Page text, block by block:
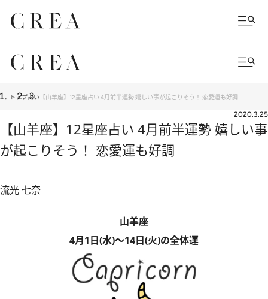
トップ占い 【山羊座】12星座占い 4月前半運勢 嬉しい事が起こりそう！ 恋愛運も好調
2020.3.25
【山羊座】12星座占い 4月前半運勢 嬉しい事
が起こりそう！ 恋愛運も好調
流光 七奈
山羊座
4月1日(水)～14日(火)の全体運